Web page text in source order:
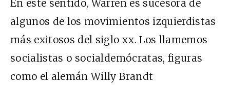
En este sentido, Warren es sucesora de
algunos de los movimientos izquierdistas
más exitosos del siglo xx. Los llamemos
socialistas o socialdemócratas, figuras
como el alemán Willy Brandt